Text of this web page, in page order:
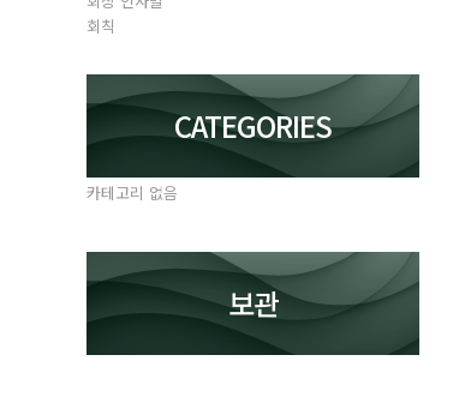
회칙
CATEGORIES
카테고리 없음
보관